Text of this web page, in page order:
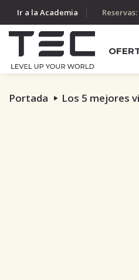
Ir a la Academia Reservas:
Portada Los 5 mejores